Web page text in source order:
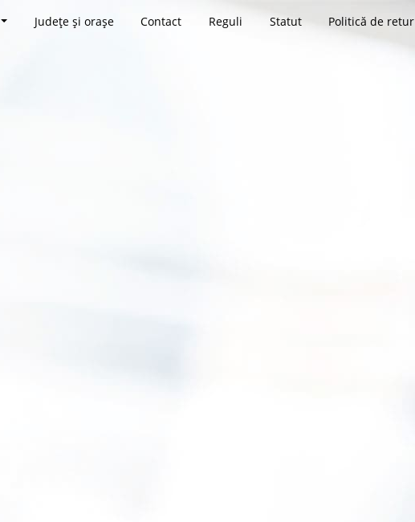
Județe și orașe Contact Reguli Statut Politică de retur